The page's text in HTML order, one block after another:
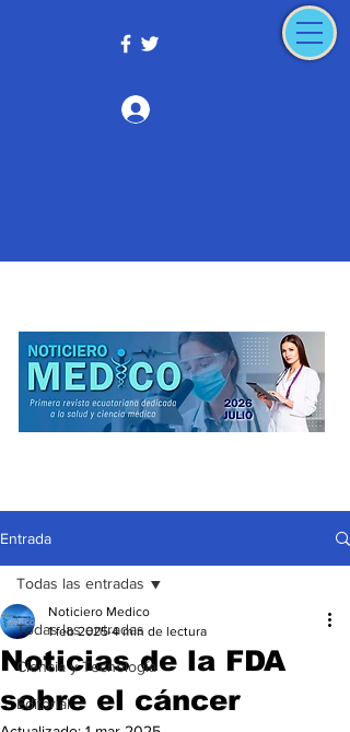
Entrada
Todas las entradas
Ciencia y Tecnología
Editorial
Todas las entradas
Noticias de la FDA
sobre el cáncer
Noticiero Medico
1 feb 2025 4 min de lectura